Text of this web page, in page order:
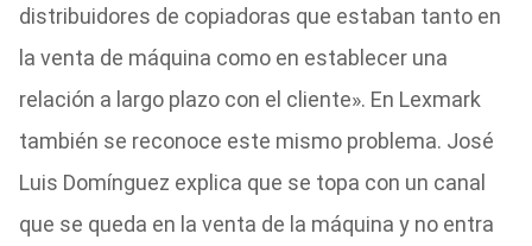
distribuidores de copiadoras que estaban tanto en
la venta de máquina como en establecer una
relación a largo plazo con el cliente». En Lexmark
también se reconoce este mismo problema. José
Luis Domínguez explica que se topa con un canal
que se queda en la venta de la máquina y no entra